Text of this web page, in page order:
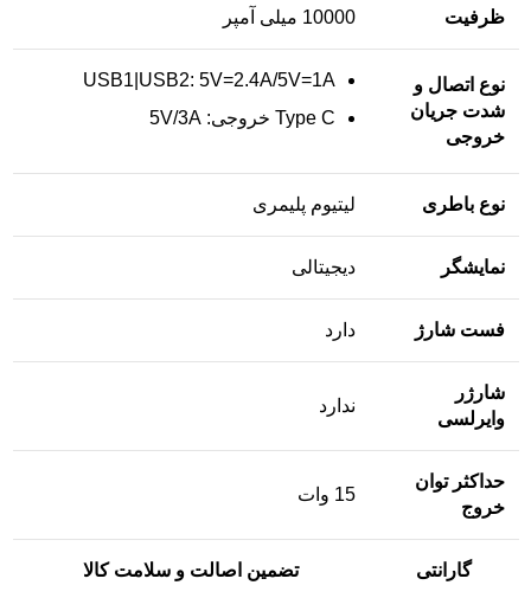
ظرفیت 10000 میلی آمپر
نوع اتصال و
شدت جریان
خروجی
USB1|USB2: 5V=2.4A/5V=1A
Type C خروجی: 5V/3A
نوع باطری لیتیوم پلیمری
نمایشگر دیجیتالی
فست شارژ دارد
شارژر
وایرلسی
ندارد
حداکثر توان
خروج
15 وات
گارانتی تضمین اصالت و سلامت کالا